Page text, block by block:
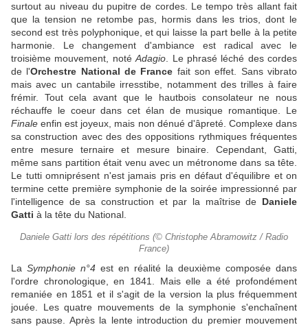
surtout au niveau du pupitre de cordes. Le tempo très allant fait
que la tension ne retombe pas, hormis dans les trios, dont le
second est très polyphonique, et qui laisse la part belle à la petite
harmonie. Le changement d'ambiance est radical avec le
troisième mouvement, notéAdagio . Le phrasé léché des cordes
de l'Orchestre National de France fait son effet. Sans vibrato
mais avec un cantabile irresstibe, notamment des trilles à faire
frémir. Tout cela avant que le hautbois consolateur ne nous
réchauffe le coeur dans cet élan de musique romantique. Le
Finale enfin est joyeux, mais non dénué d'âpreté. Complexe dans
sa construction avec des des oppositions rythmiques fréquentes
entre mesure ternaire et mesure binaire. Cependant, Gatti,
même sans partition était venu avec un métronome dans sa tête.
Le tutti omniprésent n'est jamais pris en défaut d'équilibre et on
termine cette première symphonie de la soirée impressionné par
l'intelligence de sa construction et par la maîtrise de Daniele
Gatti à la tête du National.
Daniele Gatti lors des répétitions (© Christophe Abramowitz / Radio
France)
La Symphonie n°4 est en réalité la deuxième composée dans
l'ordre chronologique, en 1841. Mais elle a été profondément
remaniée en 1851 et il s'agit de la version la plus fréquemment
jouée. Les quatre mouvements de la symphonie s'enchaînent
sans pause. Après la lente introduction du premier mouvement